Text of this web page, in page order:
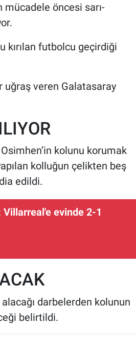
öncesi sarı-
kırılan futbolcu geçirdiği
uğraş veren Galatasaray
kolunu korumak
kolluğun çelikten beş
edildi.
Villarreal'e evinde 2-1
darbelerden kolunun
belirtildi.